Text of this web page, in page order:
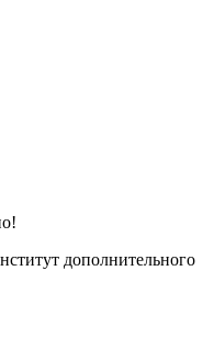
дополнительного